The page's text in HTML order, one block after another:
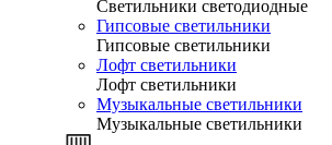
Светильники светодиодные
Гипсовые светильники
Гипсовые светильники
Лофт светильники
Лофт светильники
Музыкальные светильники
Музыкальные светильники